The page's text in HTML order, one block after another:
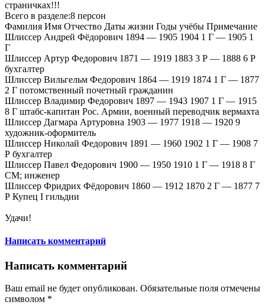
страничках!!!
Всего в разделе:8 персон
Фамилия Имя Отчество Даты жизни Годы учёбы Примечание
Шлиссер Андрей Фёдорович 1894 — 1905 1904 1 Г — 1905 1
Г
Шлиссер Артур Федорович 1871 — 1919 1883 3 Р — 1888 6 Р
бухгалтер
Шлиссер Вильгельм Федорович 1864 — 1919 1874 1 Г — 1877
2 Г потомственный почетный гражданин
Шлиссер Владимир Федорович 1897 — 1943 1907 1 Г — 1915
8 Г штабс-капитан Рос. Армии, военный переводчик вермахта
Шлиссер Дагмара Артуровна 1903 — 1977 1918 — 1920 9
художник-оформитель
Шлиссер Николай Федорович 1891 — 1960 1902 1 Г — 1908 7
Р бухгалтер
Шлиссер Павел Федорович 1900 — 1950 1910 1 Г — 1918 8 Г
СМ; инженер
Шлиссер Фридрих Фёдорович 1860 — 1912 1870 2 Г — 1877 7
Р Купец I гильдии
Удачи!
Написать комментарий
Написать комментарий
Ваш email не будет опубликован. Обязательные поля отмечены
символом *